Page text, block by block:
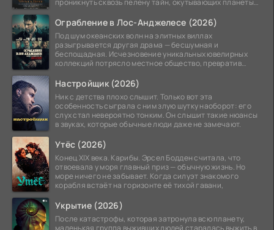
проникнуть сквозь пелену тайн, окутывающих планеты
Ограбление в Лос-Анджелесе (2026)
Под шум океанских волн на элитных виллах
разыгрывается другая драма — бесшумная и
беспощадная. Исчезновение уникальных ювелирных
коллекций потрясло местное общество, превратив
Настройщик (2026)
Ник с детства плохо слышит. Только вот эта
особенность сыграла с ним злую шутку наоборот: его
слух стал невероятно тонким. Он слышит такие нюансы
в звуках, которые обычные люди даже не замечают.
Утёс (2026)
Конец XIX века. Карибы. Эрсел Бодден считала, что
отвоевала у моря главный приз — обычную жизнь. Но
море ничего не забывает. Когда силуэт знакомого
корабля встаёт на горизонте её тихой гавани,
Укрытие (2026)
После катастрофы, которая затронула всю планету,
маленькая группа выживших людей старалась выжить в